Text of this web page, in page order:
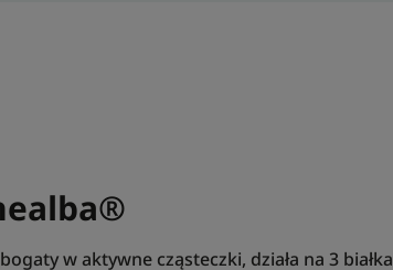
w aktywne cząsteczki, działa na 3 białka